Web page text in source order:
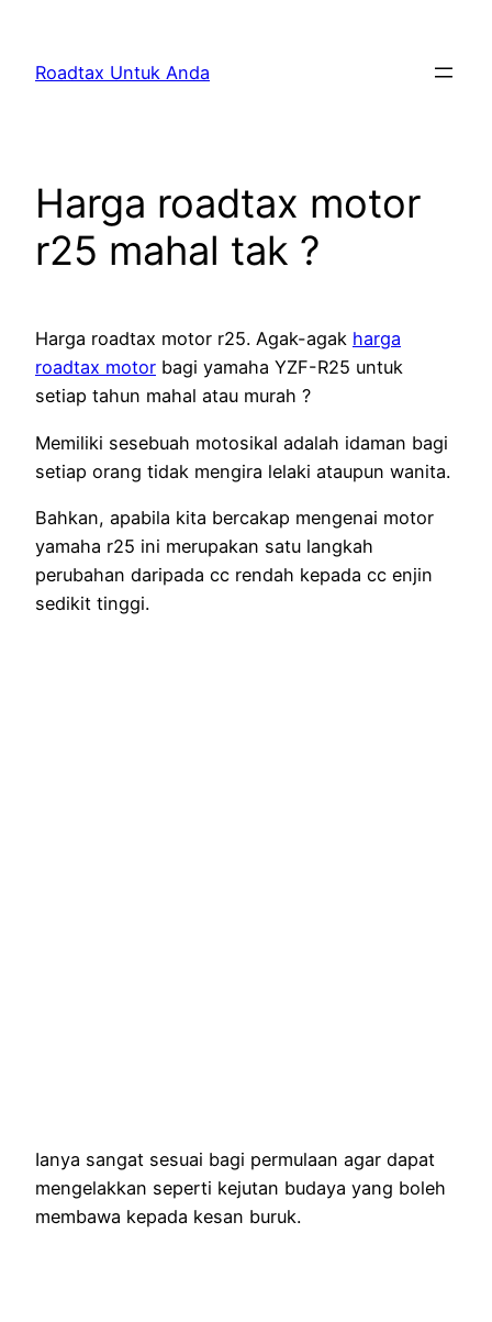
content
Roadtax Untuk Anda
Harga roadtax motor
r25 mahal tak ?
Harga roadtax motor r25. Agak-agak harga
roadtax motor bagi yamaha YZF-R25 untuk
setiap tahun mahal atau murah ?
Memiliki sesebuah motosikal adalah idaman bagi
setiap orang tidak mengira lelaki ataupun wanita.
Bahkan, apabila kita bercakap mengenai motor
yamaha r25 ini merupakan satu langkah
perubahan daripada cc rendah kepada cc enjin
sedikit tinggi.
Ianya sangat sesuai bagi permulaan agar dapat
mengelakkan seperti kejutan budaya yang boleh
membawa kepada kesan buruk.